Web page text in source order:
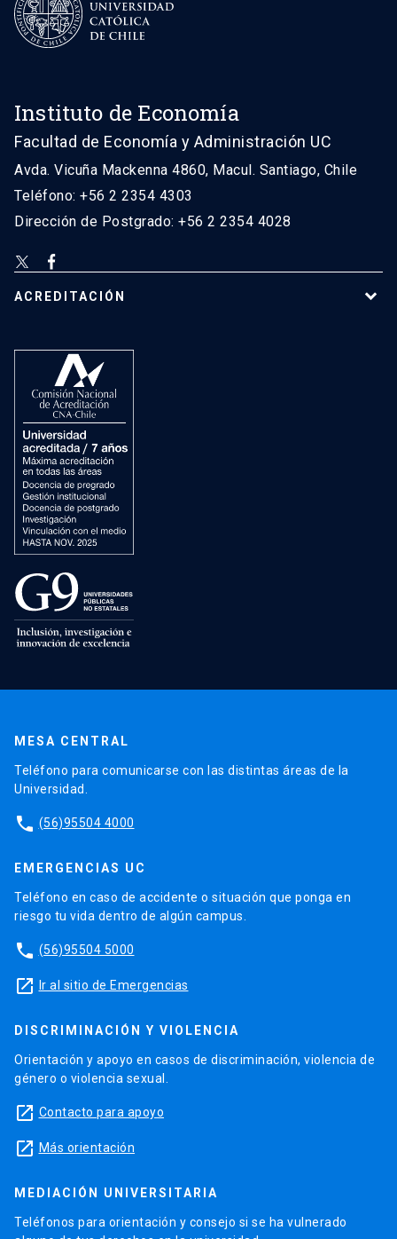
Instituto de Economía
Facultad de Economía y Administración UC
Avda. Vicuña Mackenna 4860, Macul. Santiago, Chile
Teléfono: +56 2 2354 4303
Dirección de Postgrado: +56 2 2354 4028
ACREDITACIÓN
MESA CENTRAL
Teléfono para comunicarse con las distintas áreas de la
Universidad.
phone (56)95504 4000
EMERGENCIAS UC
Teléfono en caso de accidente o situación que ponga en
riesgo tu vida dentro de algún campus.
phone (56)95504 5000
launch Ir al sitio de Emergencias
DISCRIMINACIÓN Y VIOLENCIA
Orientación y apoyo en casos de discriminación, violencia de
género o violencia sexual.
launch Contacto para apoyo
launch Más orientación
MEDIACIÓN UNIVERSITARIA
Teléfonos para orientación y consejo si se ha vulnerado